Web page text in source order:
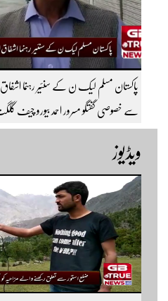
پاکستان مسلم لیک ن کے سنئیر رہنما
سے خصوصی گفتگو مسرور احمد بیورو چیف
ویڈیوز